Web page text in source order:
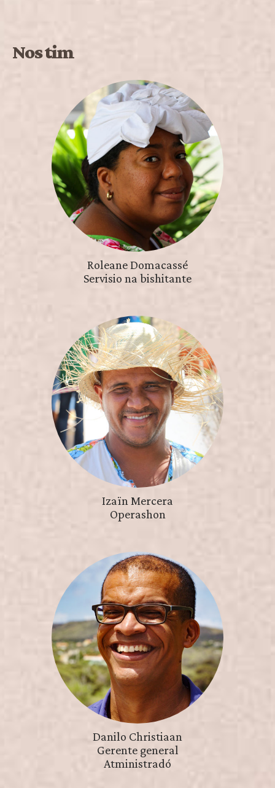
Nos tim
Roleane Domacassé
Servisio na bishitante
Izaïn Mercera
Operashon
Danilo Christiaan
Gerente general
Atministradó